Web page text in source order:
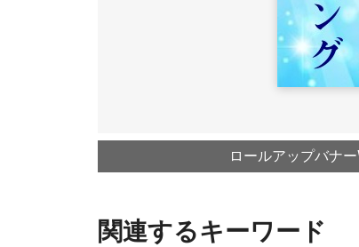
ロールアップバナ
関連するキーワード